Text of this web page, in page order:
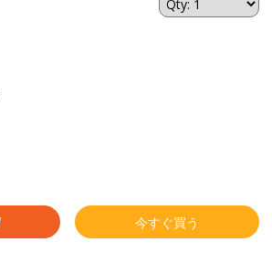
今すぐ買う